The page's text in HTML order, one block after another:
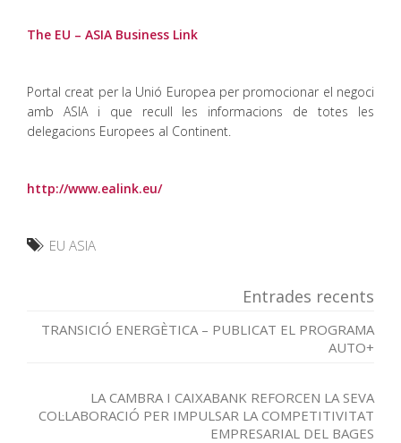
The EU – ASIA Business Link
Portal creat per la Unió Europea per promocionar el negoci
amb ASIA i que recull les informacions de totes les
delegacions Europees al Continent.
http://www.ealink.eu/
EU ASIA
Entrades recents
TRANSICIÓ ENERGÈTICA – PUBLICAT EL PROGRAMA
AUTO+
LA CAMBRA I CAIXABANK REFORCEN LA SEVA
COL·LABORACIÓ PER IMPULSAR LA COMPETITIVITAT
EMPRESARIAL DEL BAGES